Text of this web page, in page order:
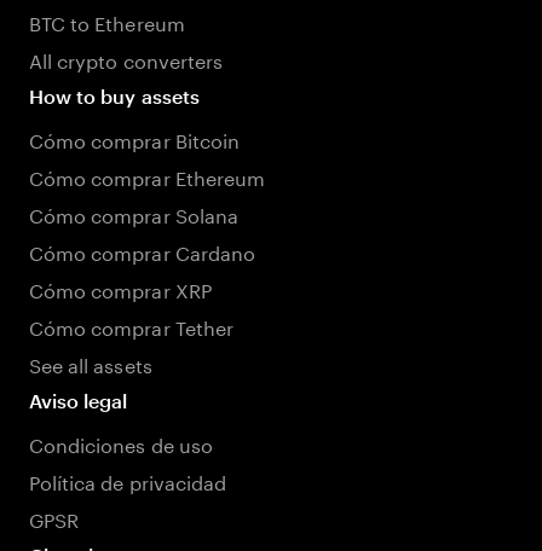
BTC to Ethereum
All crypto converters
How to buy assets
Cómo comprar Bitcoin
Cómo comprar Ethereum
Cómo comprar Solana
Cómo comprar Cardano
Cómo comprar XRP
Cómo comprar Tether
See all assets
Aviso legal
Condiciones de uso
Política de privacidad
GPSR